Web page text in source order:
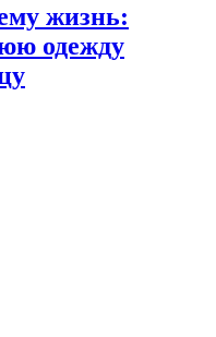
жизнь:
одежду